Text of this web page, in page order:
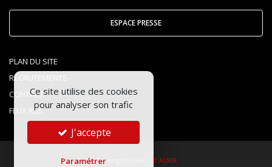
ESPACE PRESSE
PLAN DU SITE
RECRUTEMENTS
CONTACT
FLUX RSS
Copyright 2026 FNE AURA
Ce site utilise des cookies
pour analyser son trafic
J'accepte
Paramétrer